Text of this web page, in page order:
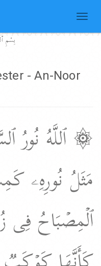
بِسْمِ
- An-Noor
۞ ٱللَّهُ نُورُ
مَثَلُ نُورِهِۦ
ٱلۡمِصۡبَاحُ فِی